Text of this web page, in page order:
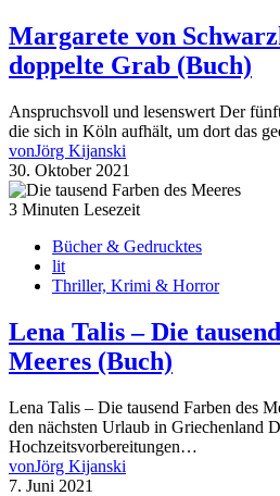
Margarete von
doppelte Grab (Buch)
Anspruchsvoll und lesenswert Der
die sich in Köln aufhält, um dort das
vonJörg Kijanski
30. Oktober 2021
3 Minuten Lesezeit
Bücher & Gedrucktes
lit
Thriller, Krimi & Horror
Lena Talis – Die
Meeres (Buch)
Lena Talis – Die tausend Farben des
den nächsten Urlaub in Griechenland
Hochzeitsvorbereitungen…
vonJörg Kijanski
7. Juni 2021